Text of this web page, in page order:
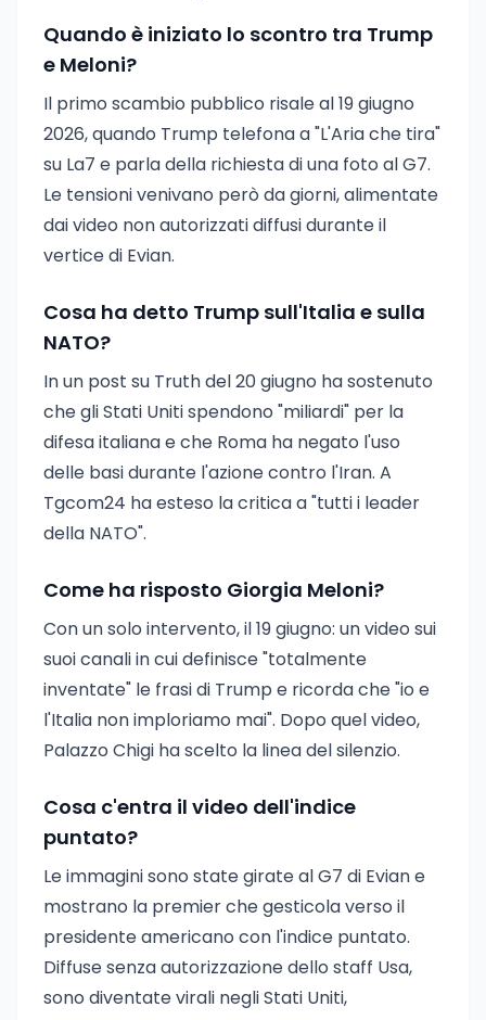
Quando è iniziato lo scontro tra Trump
e Meloni?
Il primo scambio pubblico risale al 19 giugno
2026, quando Trump telefona a "L'Aria che tira"
su La7 e parla della richiesta di una foto al G7.
Le tensioni venivano però da giorni, alimentate
dai video non autorizzati diffusi durante il
vertice di Evian.
Cosa ha detto Trump sull'Italia e sulla
NATO?
In un post su Truth del 20 giugno ha sostenuto
che gli Stati Uniti spendono "miliardi" per la
difesa italiana e che Roma ha negato l'uso
delle basi durante l'azione contro l'Iran. A
Tgcom24 ha esteso la critica a "tutti i leader
della NATO".
Come ha risposto Giorgia Meloni?
Con un solo intervento, il 19 giugno: un video sui
suoi canali in cui definisce "totalmente
inventate" le frasi di Trump e ricorda che "io e
l'Italia non imploriamo mai". Dopo quel video,
Palazzo Chigi ha scelto la linea del silenzio.
Cosa c'entra il video dell'indice
puntato?
Le immagini sono state girate al G7 di Evian e
mostrano la premier che gesticola verso il
presidente americano con l'indice puntato.
Diffuse senza autorizzazione dello staff Usa,
sono diventate virali negli Stati Uniti,